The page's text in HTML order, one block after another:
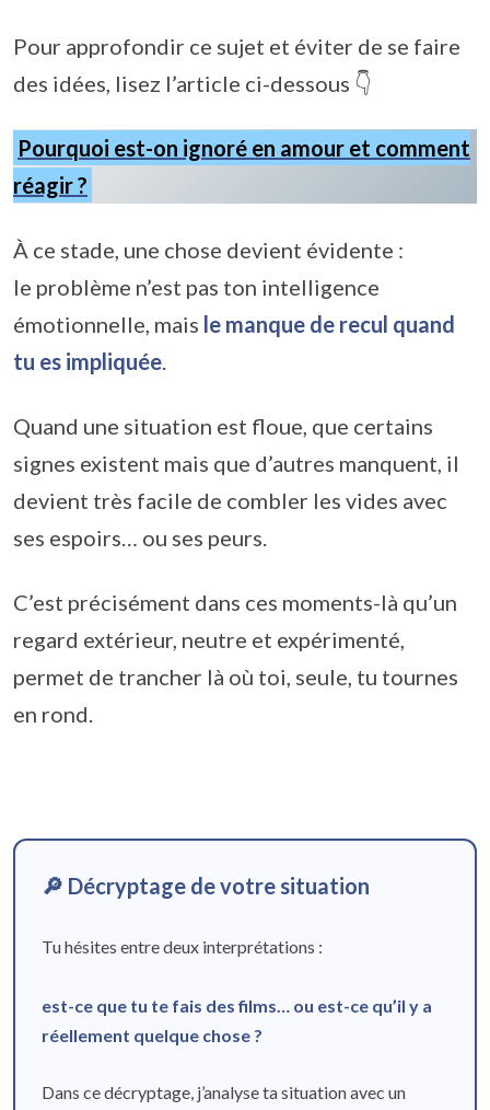
Pour approfondir ce sujet et éviter de se faire
des idées, lisez l’article ci-dessous 👇
Pourquoi est-on ignoré en amour et comment
réagir ?
À ce stade, une chose devient évidente :
le problème n’est pas ton intelligence
émotionnelle, mais le manque de recul quand
tu es impliquée.
Quand une situation est floue, que certains
signes existent mais que d’autres manquent, il
devient très facile de combler les vides avec
ses espoirs… ou ses peurs.
C’est précisément dans ces moments-là qu’un
regard extérieur, neutre et expérimenté,
permet de trancher là où toi, seule, tu tournes
en rond.
🔎 Décryptage de votre situation
Tu hésites entre deux interprétations :
est-ce que tu te fais des films… ou est-ce qu’il y a
réellement quelque chose ?
Dans ce décryptage, j’analyse ta situation avec un